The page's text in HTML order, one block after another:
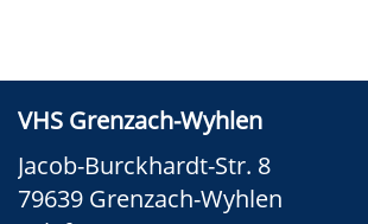
VHS Grenzach-Wyhlen
Jacob-Burckhardt-Str. 8
79639 Grenzach-Wyhlen